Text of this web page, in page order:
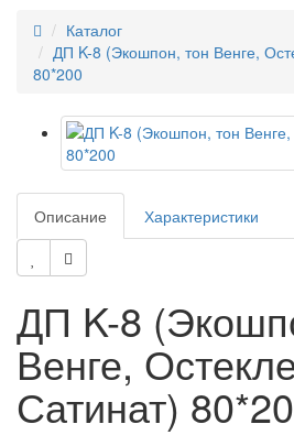
Каталог
ДП K-8 (Экошпон, тон Венге,
80*200
Описание Характеристики
ДП K-8
Венге,
Сатинат)